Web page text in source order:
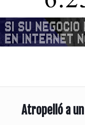
Atropelló a